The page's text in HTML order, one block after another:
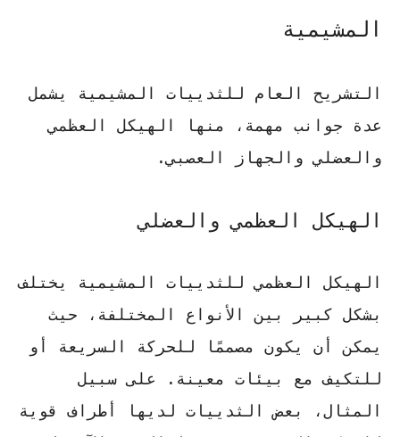
المشيمية
التشريح العام للثدييات المشيمية يشمل
عدة جوانب مهمة، منها الهيكل العظمي
والعضلي والجهاز العصبي.
الهيكل العظمي والعضلي
الهيكل العظمي للثدييات المشيمية يختلف
بشكل كبير بين الأنواع المختلفة، حيث
يمكن أن يكون مصممًا للحركة السريعة أو
للتكيف مع بيئات معينة. على سبيل
المثال، بعض الثدييات لديها أطراف قوية